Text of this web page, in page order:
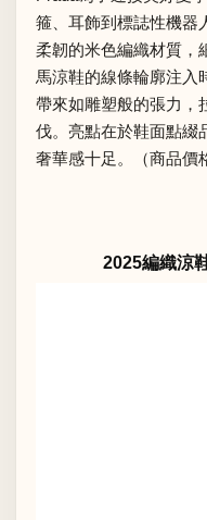
箍、耳飾到標誌性機器
柔韌的米色編織材質，
馬涼鞋的線條輪廓注入
帶來如雕塑般的張力，
伐。亮點在於鞋面點綴
奢華感十足。（商品價
2025編織涼